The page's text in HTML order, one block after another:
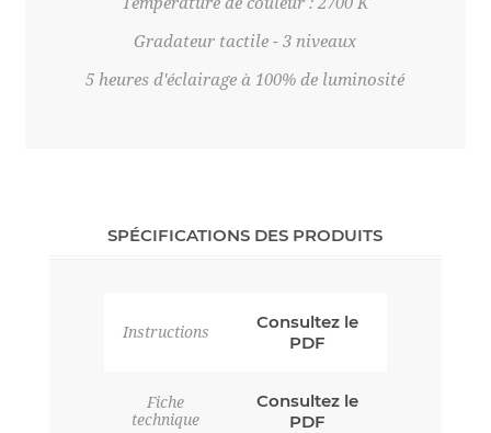
Gradateur tactile - 3 niveaux
5 heures d'éclairage à 100% de luminosité
SPÉCIFICATIONS DES PRODUITS
Instructions
Consultez le
PDF
Fiche
technique
Consultez le
PDF